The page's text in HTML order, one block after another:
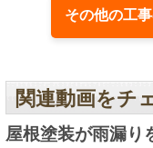
その他の工
関連動画をチ
屋根塗装が雨漏り